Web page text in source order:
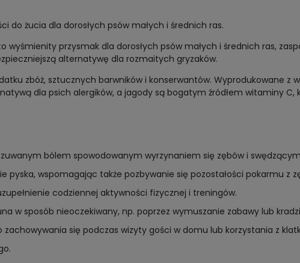
do żucia dla dorosłych psów małych i średnich ras.
wyśmienity przysmak dla dorosłych psów małych i średnich ras,
alternatywę dla rozmaitych gryzaków.
zbóż, sztucznych barwników i konserwantów. Wyprodukowane z
dla psich alergików, a jagody są bogatym źródłem witaminy
bólem spowodowanym wyrzynaniem się zębów i
pyska, wspomagając także pozbywanie się pozostałości pokarmu z
codziennej aktywności fizycznej i treningów.
w sposób nieoczekiwany, np. poprzez wymuszanie zabawy lub
się podczas wizyty gości w domu lub korzystania z